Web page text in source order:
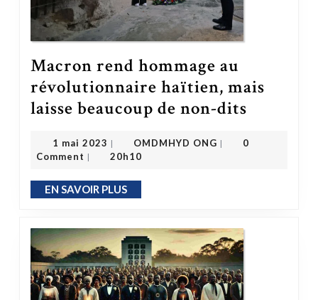
Macron rend hommage au
révolutionnaire haïtien, mais
laisse beaucoup de non-dits
1 mai 2023 1 mai 2023
| OMDMHYD ONG |
0
Comment | 20h10
EN SAVOIR PLUSEN SAVOIR PLUS